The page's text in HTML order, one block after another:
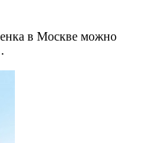
в Москве можно